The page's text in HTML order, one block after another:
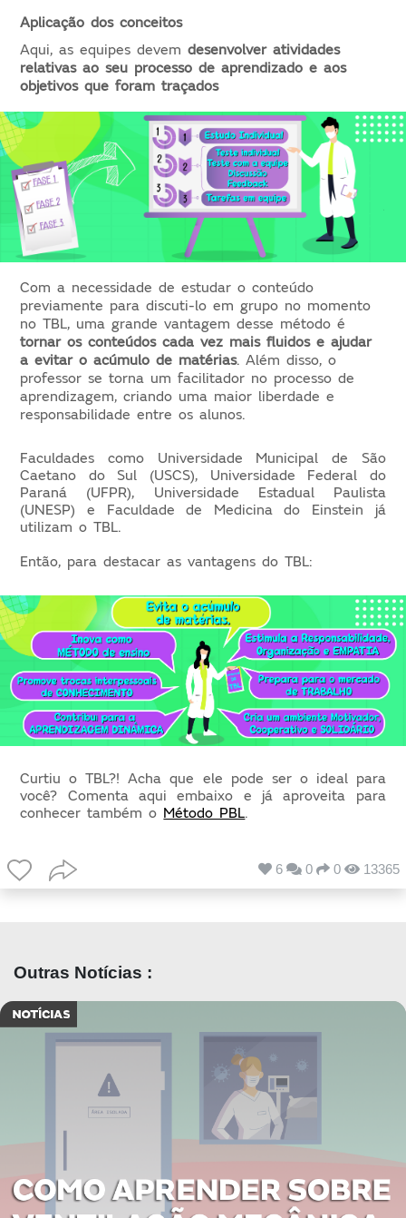
Aplicação dos conceitos
Aqui, as equipes devem desenvolver atividades
relativas ao seu processo de aprendizado e aos
objetivos que foram traçados
Com a necessidade de estudar o conteúdo
previamente para discuti-lo em grupo no momento
tornar os conteúdos cada vez mais fluidos e ajudar
a evitar o acúmulo de matérias. Além disso, o
professor se torna um facilitador no processo de
aprendizagem, criando uma maior liberdade e
responsabilidade entre os alunos.
Faculdades como Universidade Municipal de São
Caetano do Sul (USCS), Universidade Federal do
Paraná (UFPR), Universidade Estadual Paulista
(UNESP) e Faculdade de Medicina do Einstein já
utilizam o TBL.
Então, para destacar as vantagens do TBL:
Curtiu o TBL?! Acha que ele pode ser o ideal para
você? Comenta aqui embaixo e já aproveita para
conhecer também o Método PBL.
6 0 0 13365
Outras Notícias :